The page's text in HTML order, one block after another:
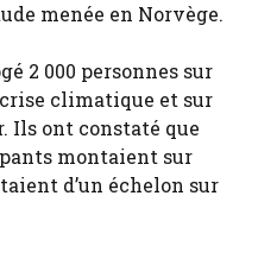
menée en Norvège.
2 000 personnes sur
climatique et sur
Ils ont constaté que
montaient sur
d’un échelon sur